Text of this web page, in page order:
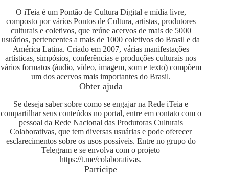
O iTeia é um Pontão de Cultura Digital e mídia livre,
composto por vários Pontos de Cultura, artistas, produtores
culturais e coletivos, que reúne acervos de mais de 5000
usuários, pertencentes a mais de 1000 coletivos do Brasil e da
América Latina. Criado em 2007, várias manifestações
artísticas, simpósios, conferências e produções culturais nos
vários formatos (áudio, vídeo, imagem, som e texto) compõem
um dos acervos mais importantes do Brasil.
Obter ajuda
Se deseja saber sobre como se engajar na Rede iTeia e
compartilhar seus conteúdos no portal, entre em contato com o
pessoal da Rede Nacional das Produtoras Culturais
Colaborativas, que tem diversas usuárias e pode oferecer
esclarecimentos sobre os usos possíveis. Entre no grupo do
Telegram e se envolva com o projeto
https://t.me/colaborativas.
Participe